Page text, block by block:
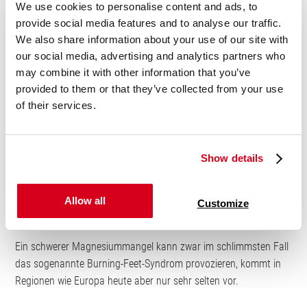
We use cookies to personalise content and ads, to
provide social media features and to analyse our traffic.
We also share information about your use of our site with
our social media, advertising and analytics partners who
may combine it with other information that you’ve
provided to them or that they’ve collected from your use
of their services.
Show details
Allow all Customize
Allergie auf der Haut auslöst, sind bekannte Ursachen für
brennende Füße.
Brennende Füße durch Magnesiummangel?
Ein schwerer Magnesiummangel kann zwar im schlimmsten Fall
das sogenannte Burning-Feet-Syndrom provozieren, kommt in
Regionen wie Europa heute aber nur sehr selten vor.